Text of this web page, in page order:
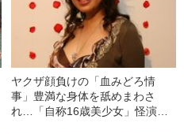
ヤクザ顔負けの「血みどろ情
事」豊満な身体を舐めまわさ
れ…「自称16歳美少女」怪演